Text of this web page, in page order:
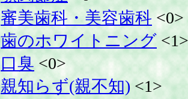
審美歯科・美容歯科<0>
歯のホワイトニング <1>
口臭 <0>
親知らず(親不知) <1>